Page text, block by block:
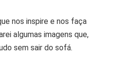
nos inspire e nos faça
algumas imagens que,
sem sair do sofá.